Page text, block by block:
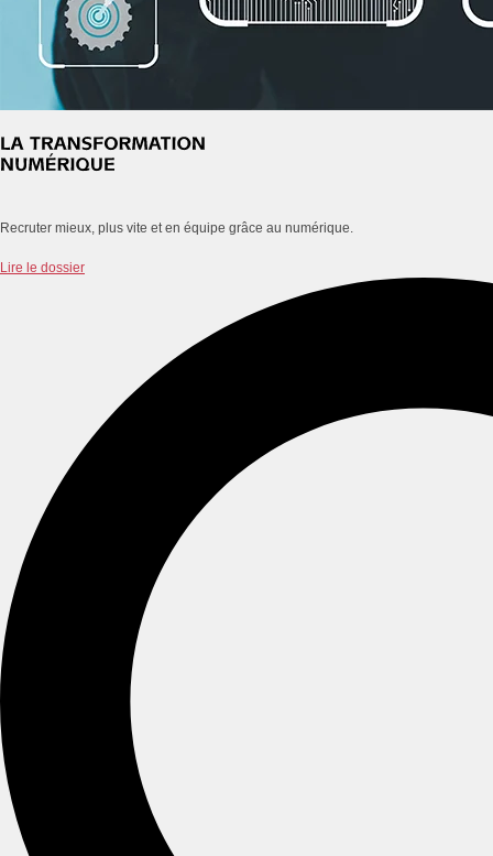
Recruter mieux, plus vite et en équipe grâce au numérique.
Lire le dossier